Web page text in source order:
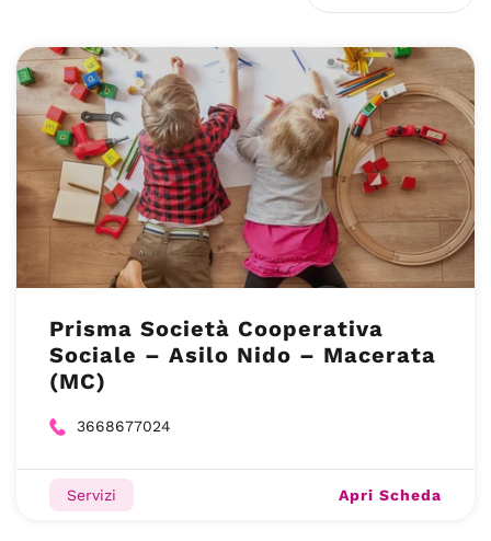
Prisma Società Cooperativa
Sociale – Asilo Nido – Macerata
(MC)
3668677024
Servizi Apri Scheda